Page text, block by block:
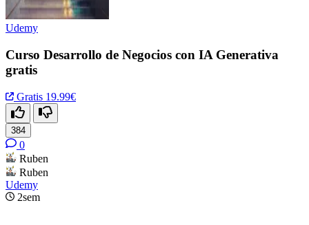
Udemy
Curso Desarrollo de Negocios con IA Generativa
gratis
Gratis 19.99€
384
0
Ruben
Ruben
Udemy
2sem